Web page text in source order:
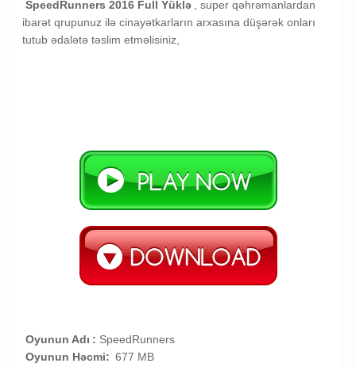
SpeedRunners 2016 Full Yüklə , super qəhrəmanlardan
ibarət qrupunuz ilə cinayətkarların arxasına düşərək onları
tutub ədalətə təslim etməlisiniz,
Oyunun Adı : SpeedRunners
Oyunun Həcmi: 677 MB